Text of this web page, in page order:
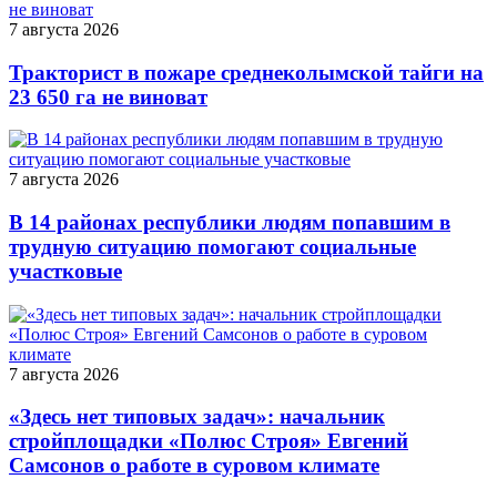
7 августа 2026
Тракторист в пожаре среднеколымской тайги на
23 650 га не виноват
7 августа 2026
В 14 районах республики людям попавшим в
трудную ситуацию помогают социальные
участковые
7 августа 2026
«Здесь нет типовых задач»: начальник
стройплощадки «Полюс Строя» Евгений
Самсонов о работе в суровом климате